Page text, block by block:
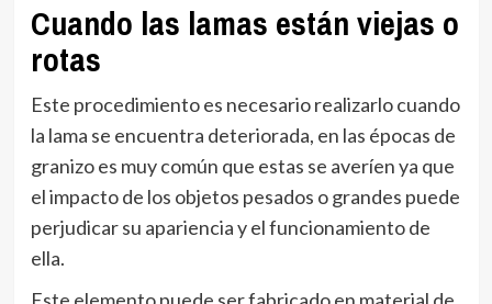
Cuando las lamas están viejas o
rotas
Este procedimiento es necesario realizarlo cuando
la lama se encuentra deteriorada, en las épocas de
granizo es muy común que estas se averíen ya que
el impacto de los objetos pesados o grandes puede
perjudicar su apariencia y el funcionamiento de
ella.